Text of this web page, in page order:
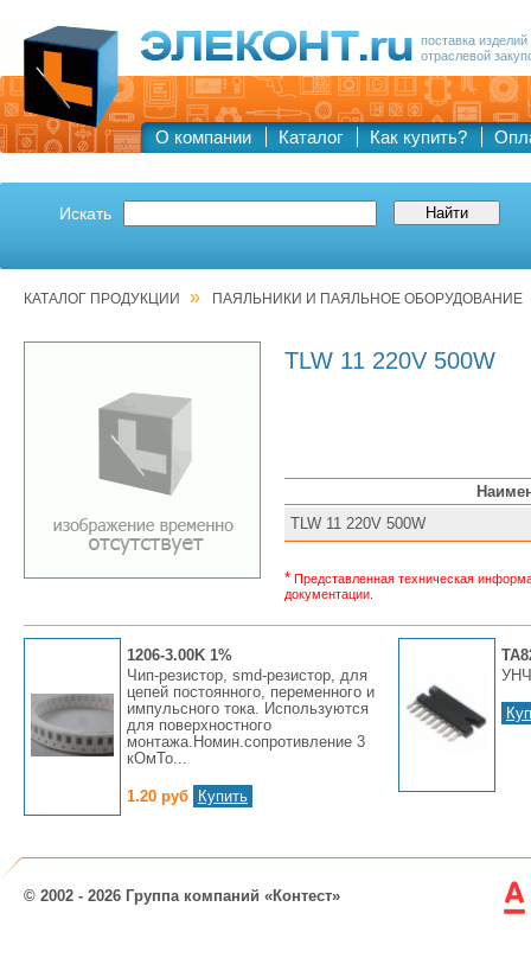
поставка
отраслевой
О компании Каталог Как купить?
Искать
КАТАЛОГ ПРОДУКЦИИ » ПАЯЛЬНИКИ И ПАЯЛЬНОЕ ОБОРУДОВАНИЕ
TLW 11 220V 500W
TLW 11 220V 500W
* Представленная техническая
документации.
1206-3.00K 1%
Чип-резистор, smd-резистор, для
цепей постоянного, переменного и
импульсного тока. Используются
для поверхностного
монтажа.Номин.сопротивление 3
кОмТо...
1.20 руб Купить
УНЧ
© 2002 - 2026 Группа компаний «Контест»